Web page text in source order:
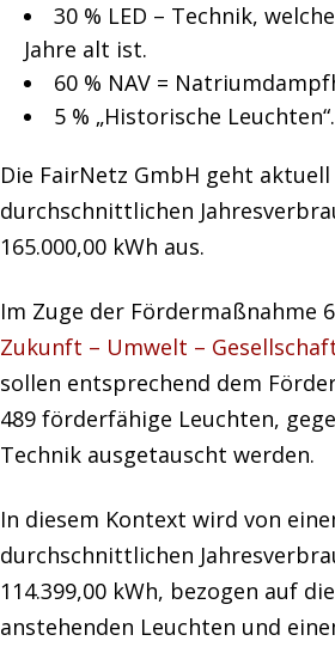
30 % LED – Technik,
Jahre alt ist.
60 % NAV =
5 % „Historische Leuchten“.
Die FairNetz GmbH geht
durchschnittlichen
165.000,00 kWh aus.
Im Zuge der Fördermaßnahme
Zukunft – Umwelt –
sollen entsprechend dem
489 förderfähige Leuchten,
Technik ausgetauscht werden.
In diesem Kontext wird von
durchschnittlichen
114.399,00 kWh, bezogen auf
anstehenden Leuchten und